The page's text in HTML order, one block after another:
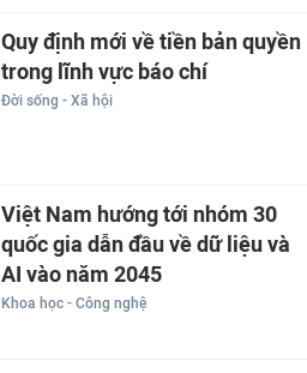
Quy định mới về tiền bản quyền
trong lĩnh vực báo chí
Đời sống - Xã hội
Việt Nam hướng tới nhóm 30
quốc gia dẫn đầu về dữ liệu và
AI vào năm 2045
Khoa học - Công nghệ